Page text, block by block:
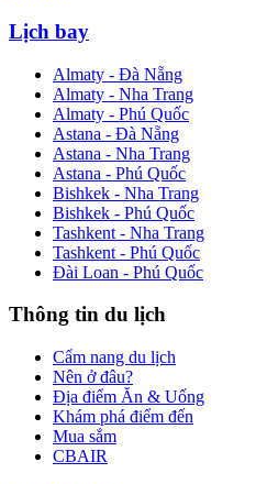
Lịch bay
Almaty - Đà Nẵng
Almaty - Nha Trang
Almaty - Phú Quốc
Astana - Đà Nẵng
Astana - Nha Trang
Astana - Phú Quốc
Bishkek - Nha Trang
Bishkek - Phú Quốc
Tashkent - Nha Trang
Tashkent - Phú Quốc
Đài Loan - Phú Quốc
Thông tin du lịch
Cẩm nang du lịch
Nên ở đâu?
Địa điểm Ăn & Uống
Khám phá điểm đến
Mua sắm
CBAIR